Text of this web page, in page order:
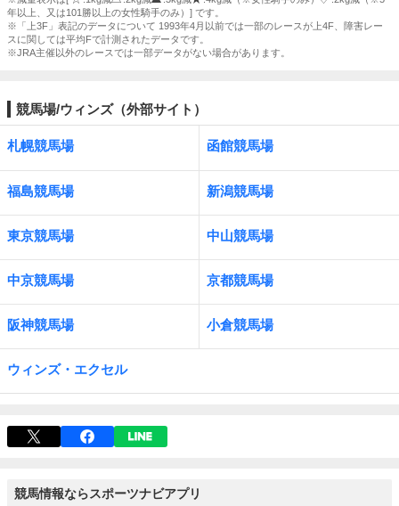
年以上、又は101勝以上の女性騎手のみ）] です。
※「上3F」表記のデータについて 1993年4月以前では一部のレースが上4F、障害レー
スに関しては平均Fで計測されたデータです。
※JRA主催以外のレースでは一部データがない場合があります。
競馬場/ウィンズ（外部サイト）
札幌競馬場 函館競馬場
福島競馬場 新潟競馬場
東京競馬場 中山競馬場
中京競馬場 京都競馬場
阪神競馬場 小倉競馬場
ウィンズ・エクセル
競馬情報ならスポーツナビアプリ